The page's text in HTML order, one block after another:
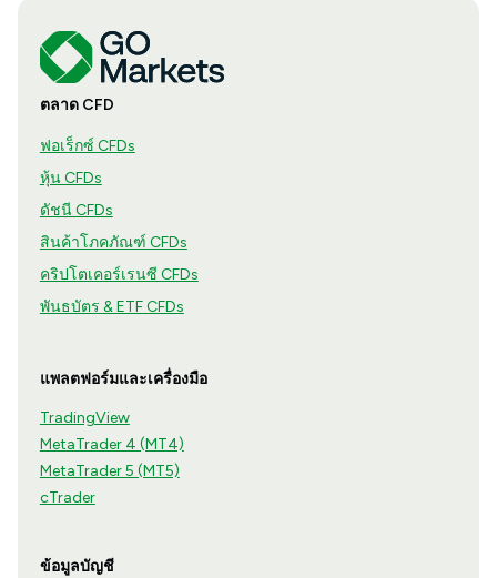
ตลาด CFD
ฟอเร็กซ์ CFDs
หุ้น CFDs
ดัชนี CFDs
สินค้าโภคภัณฑ์ CFDs
คริปโตเคอร์เรนซี CFDs
พันธบัตร & ETF CFDs
แพลตฟอร์มและเครื่องมือ
TradingView
MetaTrader 4 (MT4)
MetaTrader 5 (MT5)
cTrader
ข้อมูลบัญชี